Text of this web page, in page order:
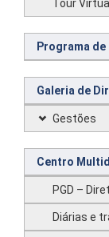
Tour
Programa de
Galeria de
Gestões
Centro
PGD –
Diárias e